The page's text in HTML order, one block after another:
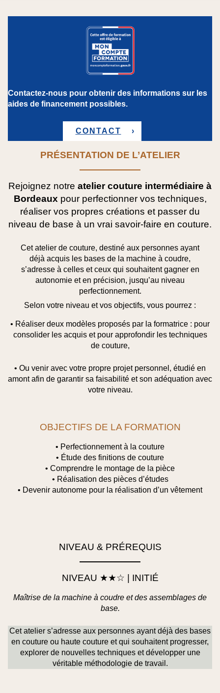
Contactez-nous pour obtenir des informations sur les
aides de financement possibles.
CONTACT
PRÉSENTATION DE L’ATELIER
Rejoignez notre atelier couture intermédiaire à
Bordeaux pour perfectionner vos techniques,
réaliser vos propres créations et passer du
niveau de base à un vrai savoir-faire en couture.
Cet atelier de couture, destiné aux personnes ayant
déjà acquis les bases de la machine à coudre,
s’adresse à celles et ceux qui souhaitent gagner en
autonomie et en précision, jusqu’au niveau
perfectionnement.
Selon votre niveau et vos objectifs, vous pourrez :
• Réaliser deux modèles proposés par la formatrice : pour
consolider les acquis et pour approfondir les techniques
de couture,
• Ou venir avec votre propre projet personnel , étudié en
amont afin de garantir sa faisabilité et son adéquation avec
votre niveau.
OBJECTIFS DE LA FORMATION
• Perfectionnement à la couture
• Étude des finitions de couture
• Comprendre le montage de la pièce
• Réalisation des pièces d’études
• Devenir autonome pour la réalisation d’un vêtement
NIVEAU & PRÉREQUIS
NIVEAU ★★☆ | INITIÉ
Maîtrise de la machine à coudre et des assemblages de
base.
Cet atelier s’adresse aux personnes ayant déjà des bases
en couture ou haute couture et qui souhaitent progresser,
explorer de nouvelles techniques et développer une
véritable méthodologie de travail.